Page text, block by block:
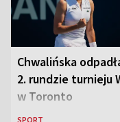
Chwalińska
2. rundzie turnieju
w Toronto
SPORT